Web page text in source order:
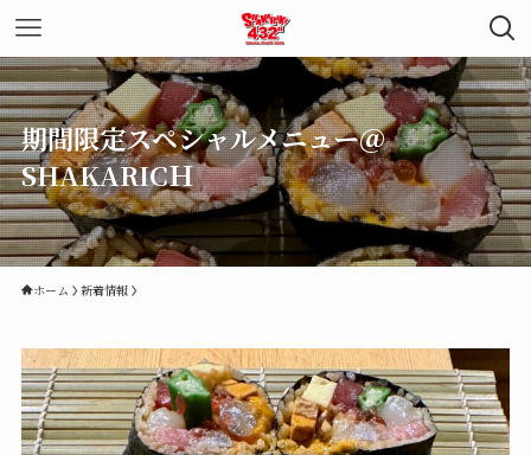
期間限定スペシャルメニュー＠
SHAKARICＨ
ホーム 新着情報